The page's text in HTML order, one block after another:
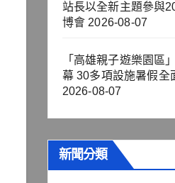
站長以全新主題參與
博會 2026-08-07
「高雄親子遊樂園區
幕 30多項設施暑假全
2026-08-07
新聞分類